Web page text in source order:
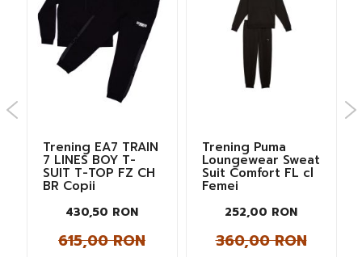
Trening EA7 TRAIN
7 LINES BOY T-
SUIT T-TOP FZ CH
BR Copii
430,50 RON
615,00 RON
Trening Puma
Loungewear Sweat
Suit Comfort FL cl
Femei
252,00 RON
360,00 RON